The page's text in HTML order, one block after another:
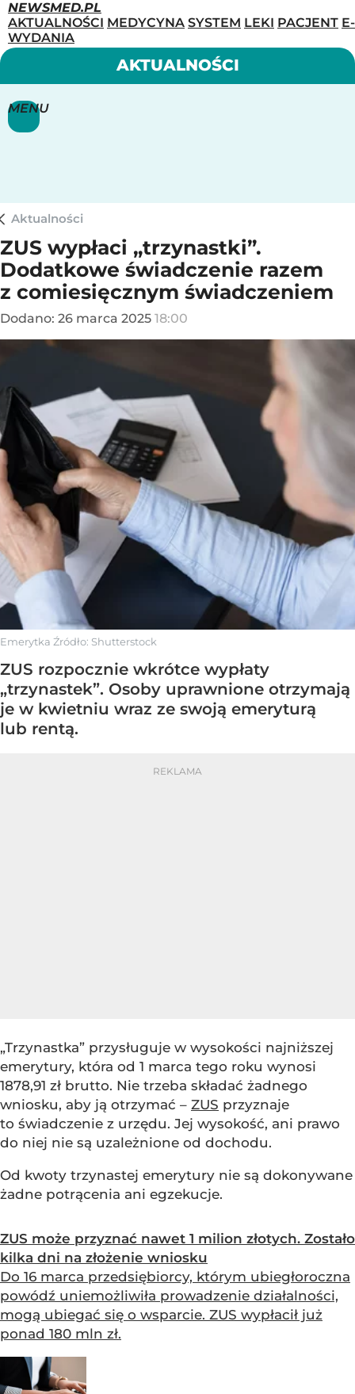
NEWSMED.PL
AKTUALNOŚCI MEDYCYNA SYSTEM LEKI PACJENT E-
WYDANIA
MENU
AKTUALNOŚCI
Aktualności
ZUS wypłaci „trzynastki”.
Dodatkowe świadczenie razem
z comiesięcznym świadczeniem
Dodano: 26 marca 2025 18:00
Emerytka Źródło: Shutterstock
ZUS rozpocznie wkrótce wypłaty
„trzynastek”. Osoby uprawnione otrzymają
je w kwietniu wraz ze swoją emeryturą
lub rentą.
„Trzynastka” przysługuje w wysokości najniższej
emerytury, która od 1 marca tego roku wynosi
1878,91 zł brutto. Nie trzeba składać żadnego
wniosku, aby ją otrzymać – ZUS przyznaje
to świadczenie z urzędu. Jej wysokość, ani prawo
do niej nie są uzależnione od dochodu.
Od kwoty trzynastej emerytury nie są dokonywane
żadne potrącenia ani egzekucje.
ZUS może przyznać nawet 1 milion złotych. Zostało
kilka dni na złożenie wniosku
Do 16 marca przedsiębiorcy, którym ubiegłoroczna
powódź uniemożliwiła prowadzenie działalności,
mogą ubiegać się o wsparcie. ZUS wypłacił już
ponad 180 mln zł.